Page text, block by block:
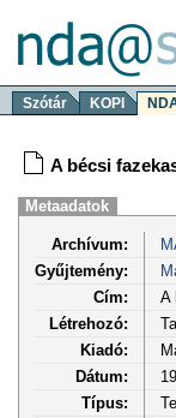
Szótár KOPI
A bécsi
Metaadatok
Archívum:
Gyűjtemény:
Cím:
A
Létrehozó:
Kiadó:
Dátum:
Típus: